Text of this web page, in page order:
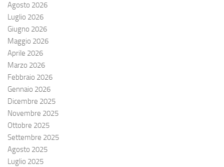
Agosto 2026
Luglio 2026
Giugno 2026
Maggio 2026
Aprile 2026
Marzo 2026
Febbraio 2026
Gennaio 2026
Dicembre 2025
Novembre 2025
Ottobre 2025
Settembre 2025
Agosto 2025
Luglio 2025